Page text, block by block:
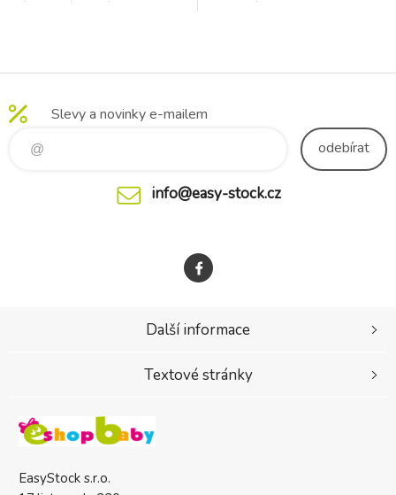
pomáhá snižovat nadměrné
Nadměrné tělesné teplo je
dodává
tělesné teplo je odváděno
čerstvý okolní vzduch.
Výrazně omezuje podráždění
Slevy a novinky e-mailem
odebírat
info@easy-stock.cz
EasyStock s.r.o.
Další informace
Textové stránky